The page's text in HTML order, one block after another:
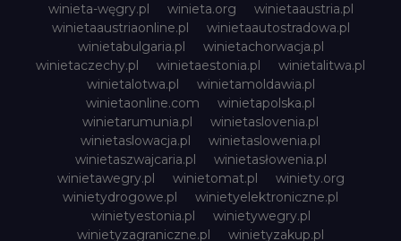
winieta-węgry.pl
winieta.org
winietaaustria.pl
winietaaustriaonline.pl
winietaautostradowa.pl
winietabulgaria.pl
winietachorwacja.pl
winietaczechy.pl
winietaestonia.pl
winietalitwa.pl
winietalotwa.pl
winietamoldawia.pl
winietaonline.com
winietapolska.pl
winietarumunia.pl
winietaslovenia.pl
winietaslowacja.pl
winietaslowenia.pl
winietaszwajcaria.pl
winietasłowenia.pl
winietawegry.pl
winietomat.pl
winiety.org
winietydrogowe.pl
winietyelektroniczne.pl
winietyestonia.pl
winietywegry.pl
winietyzagraniczne.pl
winietyzakup.pl